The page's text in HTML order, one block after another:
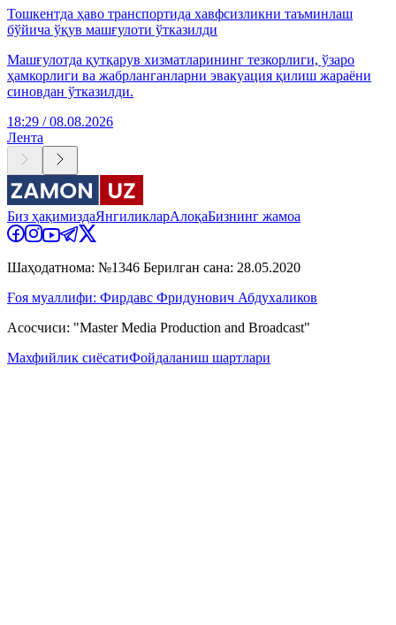
Тошкентда ҳаво транспортида хавфсизликни таъминлаш
бўйича ўқув машғулоти ўтказилди
Машғулотда қутқарув хизматларининг тезкорлиги, ўзаро
ҳамкорлиги ва жабрланганларни эвакуация қилиш жараёни
синовдан ўтказилди.
18:29 / 08.08.2026
Лента
Биз ҳақимиздаЯнгиликларАлоқаБизнинг жамоа
Шаҳодатнома: №1346 Берилган сана: 28.05.2020
Ғоя муаллифи: Фирдавс Фридунович Абдухаликов
Асосчиси: "Master Media Production and Broadcast"
Махфийлик сиёсатиФойдаланиш шартлари